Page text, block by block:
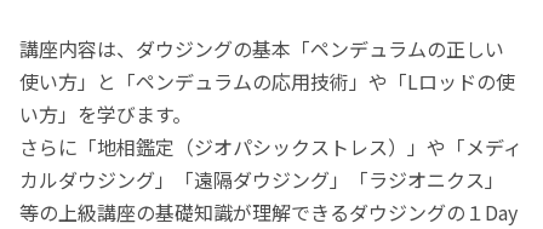
講座内容は、ダウジングの基本「ペンデュラムの正しい
使い方」と「ペンデュラムの応用技術」や「Lロッドの使
い方」を学びます。
さらに「地相鑑定（ジオパシックストレス）」や「メディ
カルダウジング」「遠隔ダウジング」「ラジオニクス」
等の上級講座の基礎知識が理解できるダウジングの１Day